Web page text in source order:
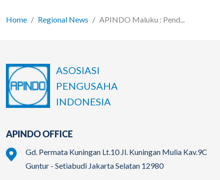
Home Regional News APINDO Maluku : Pend...
ASOSIASI
PENGUSAHA
INDONESIA
APINDO OFFICE
Gd. Permata Kuningan Lt.10 Jl. Kuningan Mulia Kav.9C
Guntur - Setiabudi Jakarta Selatan 12980